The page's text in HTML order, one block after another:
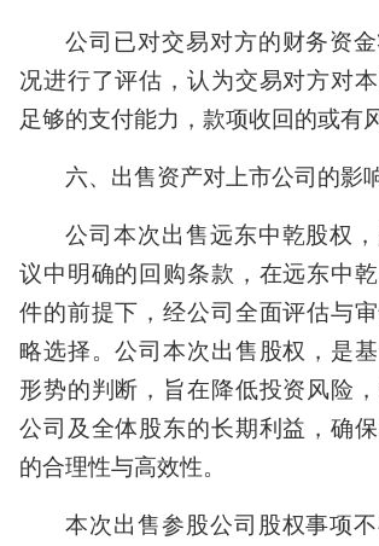
公司已对交易对方的财务资
况进行了评估，认为交易对方对
足够的支付能力，款项收回的或有
六、出售资产对上市公司的影
公司本次出售远东中乾股权
议中明确的回购条款，在远东中
件的前提下，经公司全面评估与
略选择。公司本次出售股权，是
形势的判断，旨在降低投资风险
公司及全体股东的长期利益，确
的合理性与高效性。
本次出售参股公司股权事项